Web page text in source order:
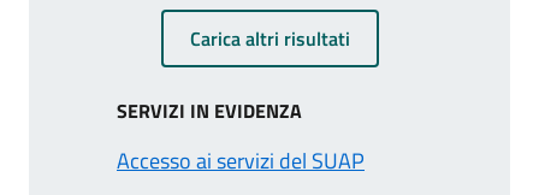
Carica altri risultati
SERVIZI IN EVIDENZA
Accesso ai servizi del SUAP